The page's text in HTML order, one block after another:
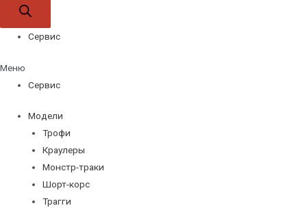
Сервис
Меню
Сервис
Модели
Трофи
Краулеры
Монстр-траки
Шорт-корс
Трагги